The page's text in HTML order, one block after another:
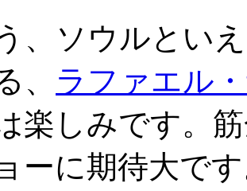
、ソウルとい
、 ラファエル
楽しみです。
ーに期待大で